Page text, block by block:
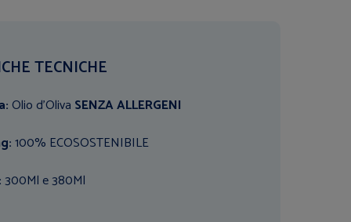
TECNICHE
Olio d'Oliva SENZA ALLERGENI
100% ECOSOSTENIBILE
300Ml e 380Ml